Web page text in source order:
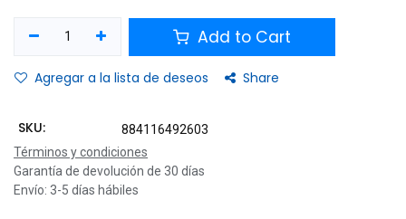
Add to Cart
Agregar a la lista de deseos Share
SKU:
884116492603
Términos y condiciones
Garantía de devolución de 30 días
Envío: 3-5 días hábiles